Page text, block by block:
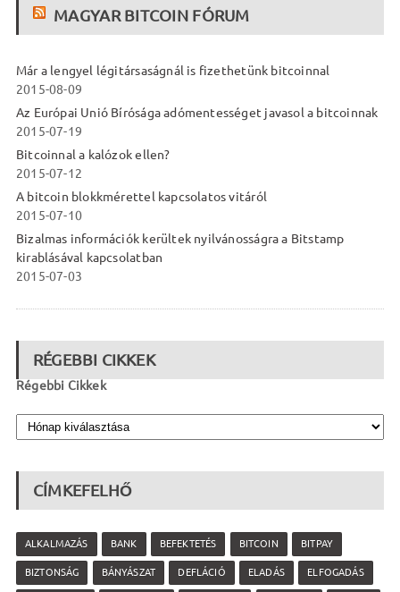
MAGYAR BITCOIN FÓRUM
Már a lengyel légitársaságnál is fizethetünk bitcoinnal
2015-08-09
Az Európai Unió Bírósága adómentességet javasol a bitcoinnak
2015-07-19
Bitcoinnal a kalózok ellen?
2015-07-12
A bitcoin blokkmérettel kapcsolatos vitáról
2015-07-10
Bizalmas információk kerültek nyilvánosságra a Bitstamp
kirablásával kapcsolatban
2015-07-03
RÉGEBBI CIKKEK
Régebbi Cikkek
CÍMKEFELHŐ
ALKALMAZÁS BANK BEFEKTETÉS BITCOIN BITPAY
BIZTONSÁG BÁNYÁSZAT DEFLÁCIÓ ELADÁS ELFOGADÁS